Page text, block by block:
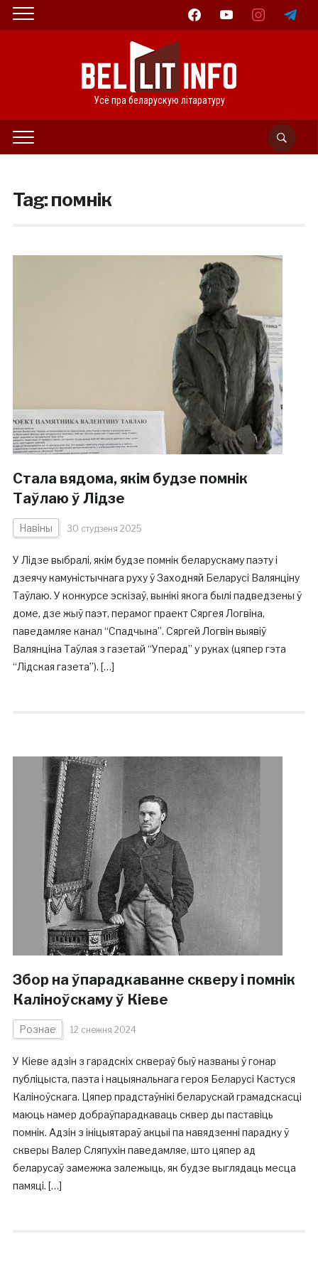
facebookyoutube instagramtelegram
Усё пра беларускую літаратуру
Tag:помнік
Стала вядома, якім будзе помнік
Таўлаю ў Лідзе
Навіны 30 студзеня 2025
У Лідзе выбралі, якім будзе помнік беларускаму паэту і
дзеячу камуністычнага руху ў Заходняй Беларусі Валянціну
Таўлаю. У конкурсе эскізаў, вынікі якога былі падведзены ў
доме, дзе жыў паэт, перамог праект Сяргея Логвіна,
паведамляе канал “Спадчына”. Сяргей Логвін выявіў
Валянціна Таўлая з газетай “Уперад” у руках (цяпер гэта
“Лідская газета”). […]
Збор на ўпарадкаванне скверу і помнік
Каліноўскаму ў Кіеве
Рознае 12 снежня 2024
У Кіеве адзін з гарадскіх сквераў быў названы ў гонар
публіцыста, паэта і нацыянальнага героя Беларусі Кастуся
Каліноўскага. Цяпер прадстаўнікі беларускай грамадскасці
маюць намер добраўпарадкаваць сквер ды паставіць
помнік. Адзін з ініцыятараў акцыі па навядзенні парадку ў
скверы Валер Сляпухін паведамляе, што цяпер ад
беларусаў замежжа залежыць, як будзе выглядаць месца
памяці. […]